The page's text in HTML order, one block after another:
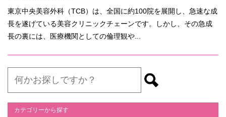
東京中央美容外科（TCB）は、全国に約100院を展開し、急速な成
長を遂げている美容クリニックチェーンです。しかし、その急成
長の裏には、医療機関としての倫理観や...
カテゴリーから探す